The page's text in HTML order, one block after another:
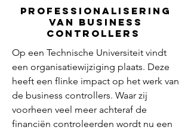
Professionalisering
van Business
Controllers
Op een Technische Universiteit vindt
een organisatiewijziging plaats. Deze
heeft een flinke impact op het werk van
de business controllers. Waar zij
voorheen veel meer achteraf de
financiën controleerden wordt nu een